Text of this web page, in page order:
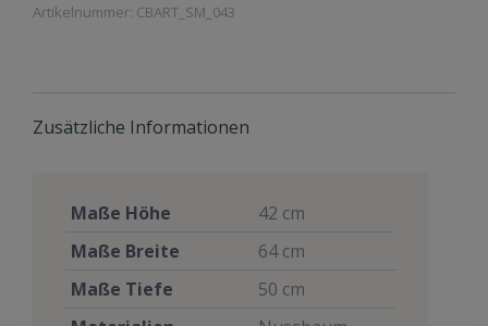
Artikelnummer: CBART_SM_043
Zusätzliche Informationen
Maße Höhe
42 cm
Maße Breite
64 cm
Maße Tiefe
50 cm